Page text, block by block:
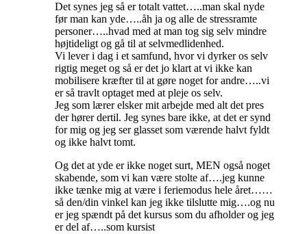
Det synes jeg så er totalt vattet…..man skal nyde
før man kan yde…..åh ja og alle de stressramte
personer…..hvad med at man tog sig selv mindre
højtideligt og gå til at selvmedlidenhed.
Vi lever i dag i et samfund, hvor vi dyrker os selv
rigtig meget og så er det jo klart at vi ikke kan
mobilisere kræfter til at gøre noget for andre…..vi
er så travlt optaget med at pleje os selv.
Jeg som lærer elsker mit arbejde med alt det pres
der hører dertil. Jeg synes bare ikke, at det er synd
for mig og jeg ser glasset som værende halvt fyldt
og ikke halvt tomt.
Og det at yde er ikke noget surt, MEN også noget
skabende, som vi kan være stolte af….jeg kunne
ikke tænke mig at være i feriemodus hele året……
så den/din vinkel kan jeg ikke tilslutte mig….og nu
er jeg spændt på det kursus som du afholder og jeg
er del af…..som kursist